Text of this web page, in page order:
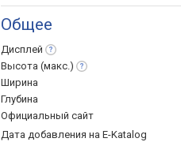
Общее
Дисплей
Высота (макс.)
Ширина
Глубина
Официальный сайт
Дата добавления на E-Katalog